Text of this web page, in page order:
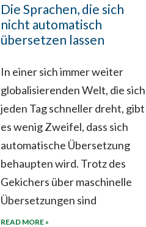
Die Sprachen, die sich
nicht automatisch
übersetzen lassen
In einer sich immer weiter
globalisierenden Welt, die sich
jeden Tag schneller dreht, gibt
es wenig Zweifel, dass sich
automatische Übersetzung
behaupten wird. Trotz des
Gekichers über maschinelle
Übersetzungen sind
READ MORE »